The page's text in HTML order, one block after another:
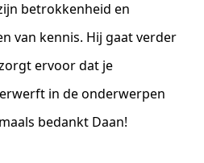
betrokkenheid en
van kennis. Hij gaat verder
ervoor dat je
in de onderwerpen
bedankt Daan!